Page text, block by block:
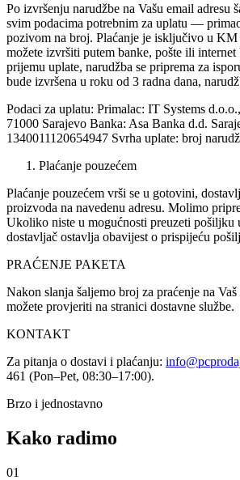
Po izvršenju narudžbe na Vašu email adresu
svim podacima potrebnim za uplatu —
pozivom na broj. Plaćanje je isključivo u
možete izvršiti putem banke, pošte ili internet
prijemu uplate, narudžba se priprema za
bude izvršena u roku od 3 radna dana,
Podaci za uplatu: Primalac: IT Systems
71000 Sarajevo Banka: Asa Banka d.d.
1340011120654947 Svrha uplate: broj
Plaćanje pouzećem
Plaćanje pouzećem vrši se u gotovini,
proizvoda na navedenu adresu. Molimo
Ukoliko niste u mogućnosti preuzeti pošiljku
dostavljač ostavlja obavijest o prispijeću
PRAĆENJE PAKETA
Nakon slanja šaljemo broj za praćenje na Vaš
možete provjeriti na stranici dostavne službe.
KONTAKT
Za pitanja o dostavi i plaćanju:
461 (Pon–Pet, 08:30–17:00).
Brzo i jednostavno
Kako radimo
01